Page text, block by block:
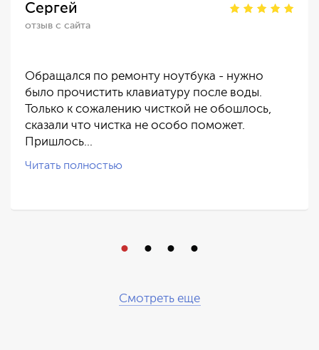
Сергей
отзыв с сайта
Обращался по ремонту ноутбука - нужно
было прочистить клавиатуру после воды.
Только к сожалению чисткой не обошлось,
сказали что чистка не особо поможет.
Пришлось…
Читать полностью
Смотреть еще